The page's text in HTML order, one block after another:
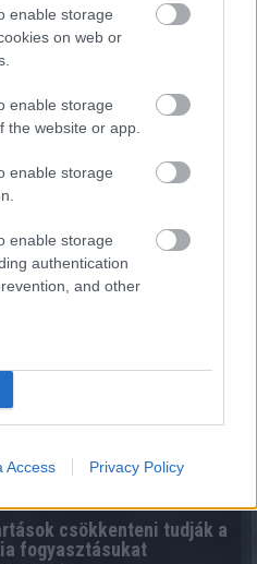
enable storage
on web or
enable storage
the website or app.
enable storage
enable storage
authentication
and other
Access Privacy Policy
mikor jár pénz a
14:54
csökkenteni tudják a
fogyasztásukat